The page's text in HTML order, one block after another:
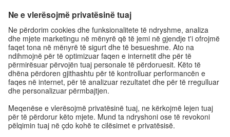
Komuniteti “Gjermanisht për ty”
Ushtro gjermanisht falas
Kurse gjermanisht të Goethe-Institutit
Portali për mësuesit „Deutschstunde“
Privatësia dhe Qasja pa pengesa
Rregullimet e sferës private